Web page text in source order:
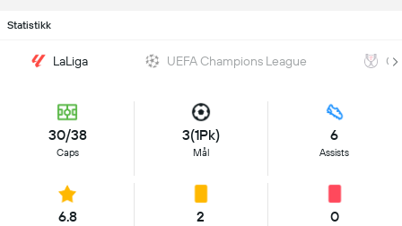
Statistikk
LaLiga UEFA Champions League
30/38
Caps
3(1Pk)
Mål
6
Assists
6.8 2 0